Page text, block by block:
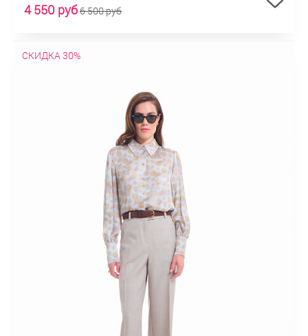
4 550 руб6 500 руб
СКИДКА 30%